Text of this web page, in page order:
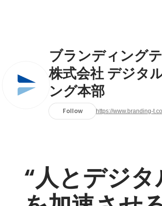
ブランディング
株式会社 デジタ
ング本部
Follow https://www.branding-
“人とデジ